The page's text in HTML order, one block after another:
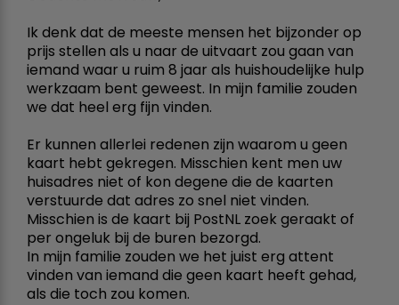
Ik denk dat de meeste mensen het bijzonder op
prijs stellen als u naar de uitvaart zou gaan van
iemand waar u ruim 8 jaar als huishoudelijke hulp
werkzaam bent geweest. In mijn familie zouden
we dat heel erg fijn vinden.
Er kunnen allerlei redenen zijn waarom u geen
kaart hebt gekregen. Misschien kent men uw
huisadres niet of kon degene die de kaarten
verstuurde dat adres zo snel niet vinden.
Misschien is de kaart bij PostNL zoek geraakt of
per ongeluk bij de buren bezorgd.
In mijn familie zouden we het juist erg attent
vinden van iemand die geen kaart heeft gehad,
als die toch zou komen.